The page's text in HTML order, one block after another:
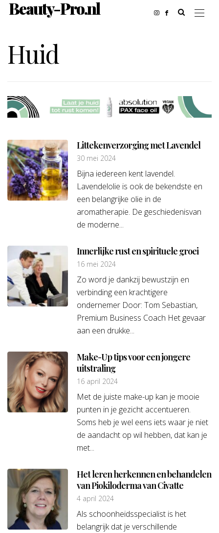
Beauty-Pro.nl
Huid
Littekenverzorging met Lavendel
30 mei 2024
Bijna iedereen kent lavendel.
Lavendelolie is ook de bekendste en
een belangrijke olie in de
aromatherapie. De geschiedenisvan
de moderne...
Innerlijke rust en spirituele groei
16 mei 2024
Zo word je dankzij bewustzijn en
verbinding een krachtigere
ondernemer Door: Tom Sebastian,
Premium Business Coach Het gevaar
aan een drukke...
Make-Up tips voor een jongere
uitstraling
16 april 2024
Met de juiste make-up kan je mooie
punten in je gezicht accentueren.
Soms heb je wel eens iets waar je niet
de aandacht op wil hebben, dat kan je
met...
Het leren herkennen en behandelen
van Piokiloderma van Civatte
4 april 2024
Als schoonheidsspecialist is het
belangrijk dat je verschillende